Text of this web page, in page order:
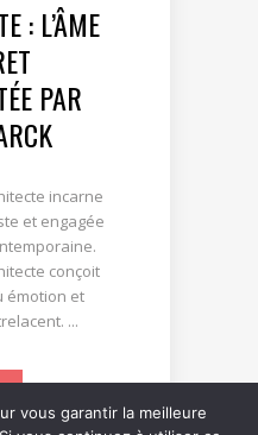
: L’ÂME
PAR
incarne
et engagée
conçoit
émotion et
...
vous garantir la meilleure